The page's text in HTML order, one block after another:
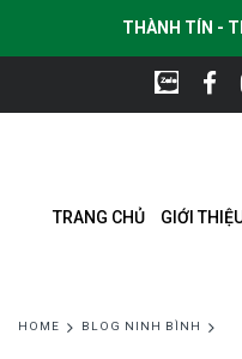
THÀNH TÍN -
TRANG CHỦ GIỚI
HOME BLOG NINH BÌNH